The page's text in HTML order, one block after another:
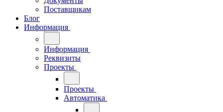
Поставщикам
Блог
Информация
Информация
Реквизиты
Проекты
Проекты
Автоматика